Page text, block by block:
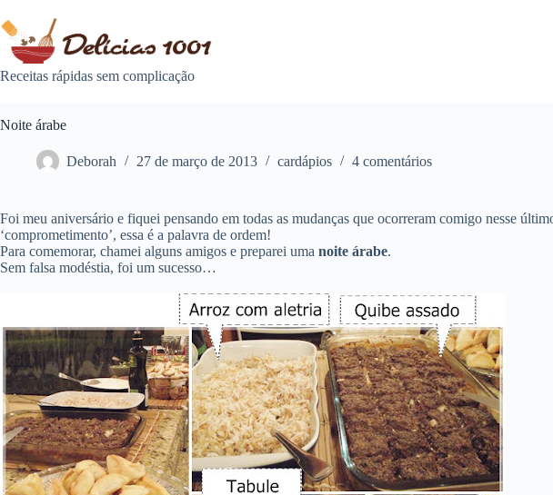
para
conteúdo
Receitas rápidas sem complicação
Noite árabe
Deborah 27 de março de 2013 cardápios 4 comentários
Foi meu aniversário e fiquei pensando em todas as mudanças que ocorreram comigo nesse
‘comprometimento’, essa é a palavra de ordem!
Para comemorar, chamei alguns amigos e preparei uma noite árabe.
Sem falsa modéstia, foi um sucesso…